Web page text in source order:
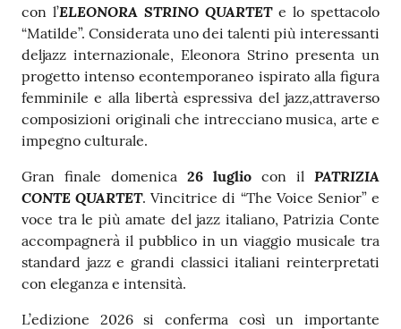
Seguici
su
con l’ELEONORA STRINO QUARTET e lo spettacolo
“Matilde”. Considerata uno dei talenti più interessanti
deljazz internazionale, Eleonora Strino presenta un
progetto intenso econtemporaneo ispirato alla figura
femminile e alla libertà espressiva del jazz,attraverso
composizioni originali che intrecciano musica, arte e
impegno culturale.
Gran finale domenica 26 luglio con il PATRIZIA
CONTE QUARTET. Vincitrice di “The Voice Senior” e
voce tra le più amate del jazz italiano, Patrizia Conte
accompagnerà il pubblico in un viaggio musicale tra
standard jazz e grandi classici italiani reinterpretati
con eleganza e intensità.
L’edizione 2026 si conferma così un importante